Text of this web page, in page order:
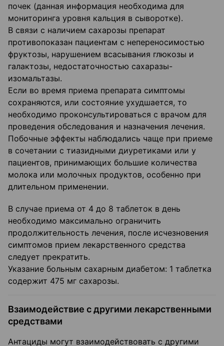
почек (данная информация необходима для
мониторинга уровня кальция в сыворотке).
В связи с наличием сахарозы препарат
противопоказан пациентам с непереносимостью
фруктозы, нарушением всасывания глюкозы и
галактозы, недостаточностью сахаразы-
изомальтазы.
Если во время приема препарата симптомы
сохраняются, или состояние ухудшается, то
необходимо проконсультироваться с врачом для
проведения обследования и назначения лечения.
Побочные эффекты наблюдались чаще при приеме
в сочетании с тиазидными диуретиками или у
пациентов, принимающих большие количества
молока или молочных продуктов, особенно при
длительном применении.
В случае приема от 4 до 8 таблеток в день
необходимо максимально ограничить
продолжительность лечения, после исчезновения
симптомов прием лекарственного средства
следует прекратить.
Указание больным сахарным диабетом: 1 таблетка
содержит 475 мг сахарозы.
Взаимодействие с другими лекарственными
средствами
Антациды могут взаимодействовать с другими